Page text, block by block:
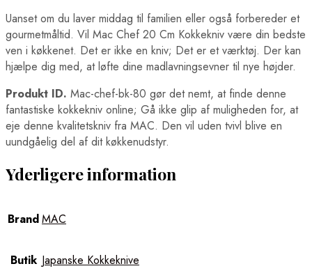
Uanset om du laver middag til familien eller også forbereder et
gourmetmåltid. Vil Mac Chef 20 Cm Kokkekniv være din bedste
ven i køkkenet. Det er ikke en kniv; Det er et værktøj. Der kan
hjælpe dig med, at løfte dine madlavningsevner til nye højder.
Produkt ID. Mac-chef-bk-80 gør det nemt, at finde denne
fantastiske kokkekniv online; Gå ikke glip af muligheden for, at
eje denne kvalitetskniv fra MAC. Den vil uden tvivl blive en
uundgåelig del af dit køkkenudstyr.
Yderligere information
BrandMAC
Butik Japanske Kokkeknive